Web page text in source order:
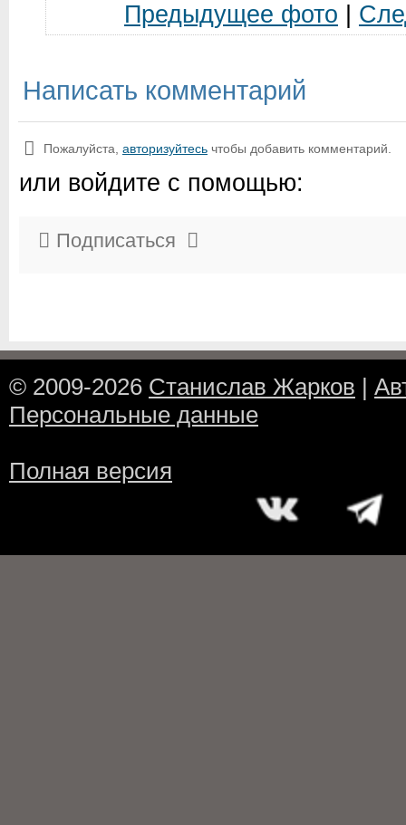
Предыдущее фото
Написать комментарий
Пожалуйста, авторизуйтесь чтобы добавить комментарий.
или войдите с помощью:
Подписаться
© 2009-2026 Станислав Жарков |
Персональные данные
Полная версия